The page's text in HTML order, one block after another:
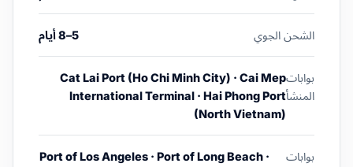
الشحن الجوي 5–8 أيام
بوابات
المنشأ
Cat Lai Port (Ho Chi Minh City) · Cai Mep
International Terminal · Hai Phong Port
(North Vietnam)
بوابات
Port of Los Angeles · Port of Long Beach ·